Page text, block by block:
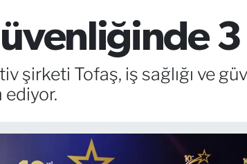
şirketi Tofaş, iş sağlığı ve